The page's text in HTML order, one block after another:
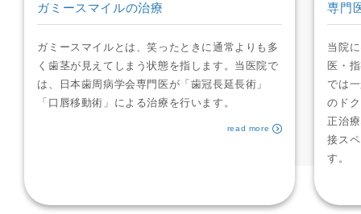
ガミースマイルの治療
ガミースマイルとは、笑ったときに通常よりも多
く歯茎が見えてしまう状態を指します。当医院で
は、日本歯周病学会専門医が「歯冠長延長術」
「口唇移動術」による治療を行います。
read more
専門
当院
医・
では
のド
正治
接ス
す。